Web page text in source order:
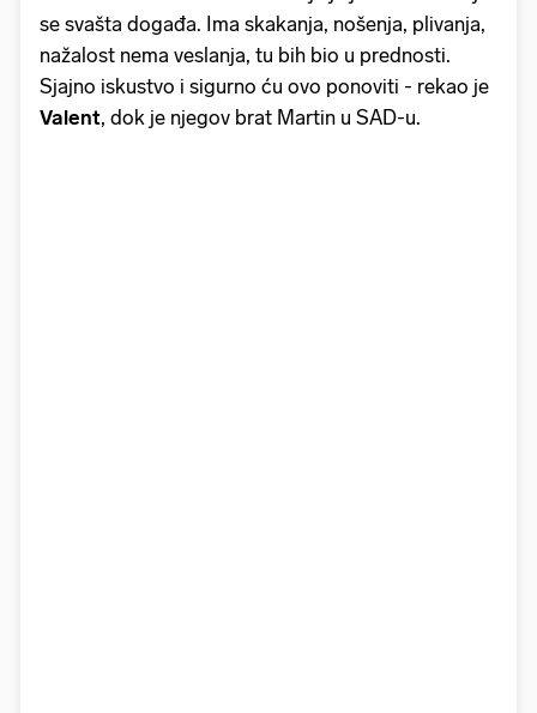
se svašta događa. Ima skakanja, nošenja, plivanja,
nažalost nema veslanja, tu bih bio u prednosti.
Sjajno iskustvo i sigurno ću ovo ponoviti - rekao je
Valent, dok je njegov brat Martin u SAD-u.